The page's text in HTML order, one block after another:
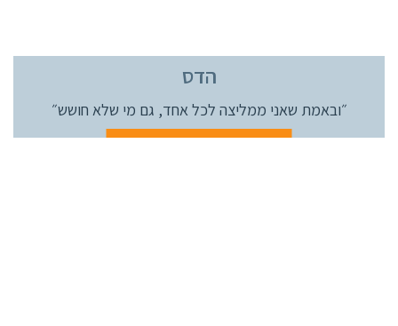
הדס
״ובאמת שאני ממליצה לכל אחד, גם מי שלא חושש״